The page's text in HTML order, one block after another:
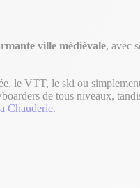
ville médiévale, avec
le VTT, le ski ou
de tous niveaux,
Chauderie.